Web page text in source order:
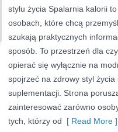
stylu życia Spalarnia kalorii
osobach, które chcą
szukają praktycznych
sposób. To przestrzeń dla
opierać się wyłącznie na
spojrzeć na zdrowy styl
suplementacji. Strona
zainteresować zarówno
tych, którzy od [ Read More ]